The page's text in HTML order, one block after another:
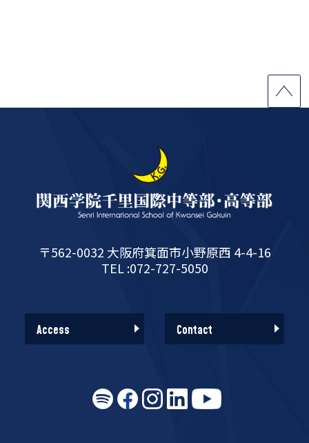
〒562-0032 大阪府箕面市小野原西 4-4-16
TEL :072-727-5050
Access Contact